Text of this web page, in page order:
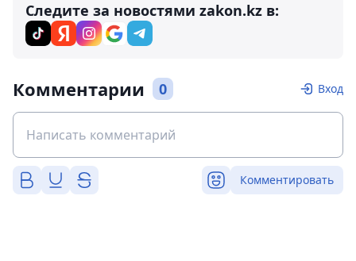
Следите за новостями zakon.kz в:
Комментарии 0 Вход
Комментировать